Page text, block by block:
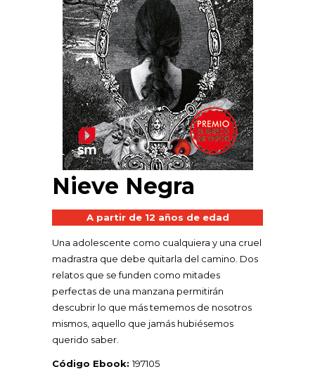
Nieve Negra
A partir de 12 años de edad
Una adolescente como cualquiera y una cruel
madrastra que debe quitarla del camino. Dos
relatos que se funden como mitades
perfectas de una manzana permitirán
descubrir lo que más tememos de nosotros
mismos, aquello que jamás hubiésemos
querido saber.
Código Ebook:197105